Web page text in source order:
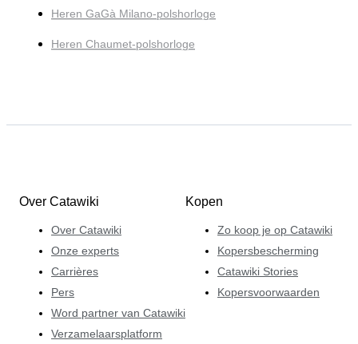
Heren GaGà Milano-polshorloge
Heren Chaumet-polshorloge
Over Catawiki
Over Catawiki
Onze experts
Carrières
Pers
Word partner van Catawiki
Verzamelaarsplatform
Kopen
Zo koop je op Catawiki
Kopersbescherming
Catawiki Stories
Kopersvoorwaarden